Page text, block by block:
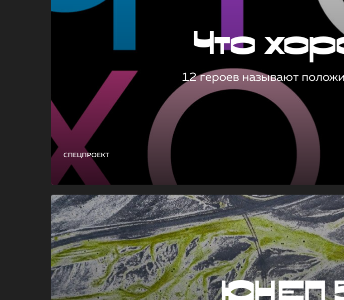
СПЕЦПРОЕКТ
Что
12 героев называют